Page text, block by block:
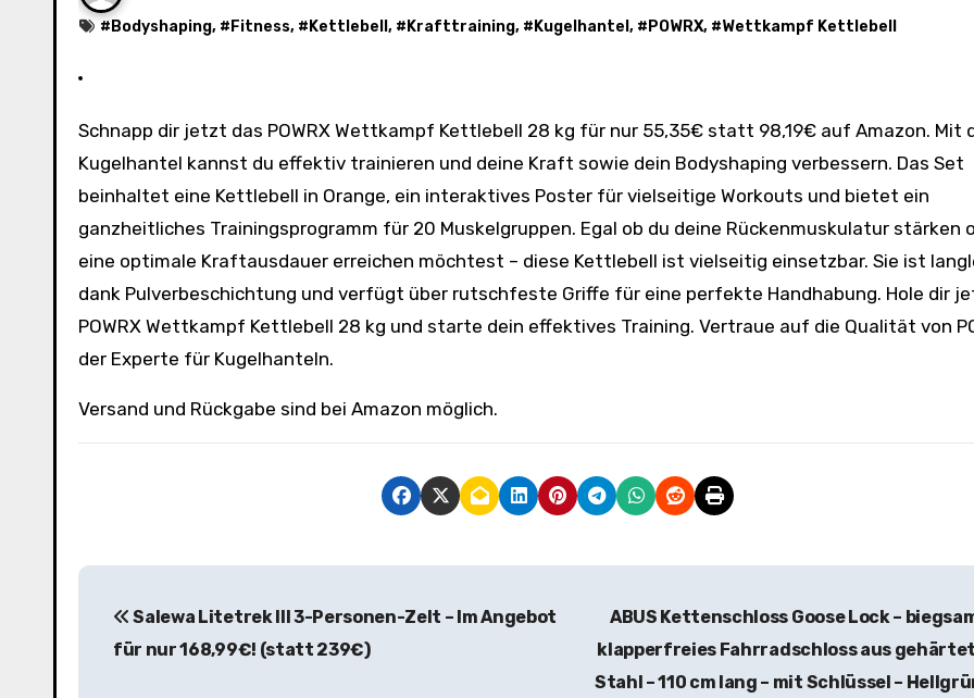
# Bodyshaping, # Fitness, # Kettlebell , # Krafttraining, # Kugelhantel , # POWRX, #Wettkampf Kettlebell
Schnapp dir jetzt das POWRX Wettkampf Kettlebell 28 kg für nur 55,35€ statt 98,19€ auf Amazon. Mit dieser
Kugelhantel kannst du effektiv trainieren und deine Kraft sowie dein Bodyshaping verbessern. Das Set
beinhaltet eine Kettlebell in Orange, ein interaktives Poster für vielseitige Workouts und bietet ein
ganzheitliches Trainingsprogramm für 20 Muskelgruppen. Egal ob du deine Rückenmuskulatur stärken
eine optimale Kraftausdauer erreichen möchtest – diese Kettlebell ist vielseitig einsetzbar. Sie ist
dank Pulverbeschichtung und verfügt über rutschfeste Griffe für eine perfekte Handhabung. Hole dir
POWRX Wettkampf Kettlebell 28 kg und starte dein effektives Training. Vertraue auf die Qualität von
der Experte für Kugelhanteln.
Versand und Rückgabe sind bei Amazon möglich.
B
Salewa Litetrek III 3-Personen-Zelt – Im Angebot
für nur 168,99€! (statt 239€)
ABUS Kettenschloss Goose Lock –
klapperfreies Fahrradschloss aus
Stahl – 110 cm lang – mit Schlüssel –